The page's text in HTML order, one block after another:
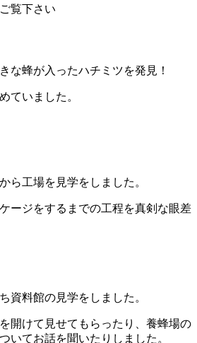
覧下さい
な蜂が入ったハチミツを発見！
ていました。
ら工場を見学をしました。
ージをするまでの工程を真剣な眼差
資料館の見学をしました。
開けて見せてもらったり、養蜂場の
いてお話を聞いたりしました。